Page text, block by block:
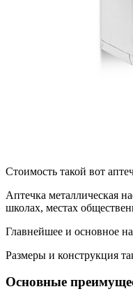
Стоимость такой вот
Аптечка металлическая
школах, местах
Главнейшее и основное
Размеры и конструкция
Основные